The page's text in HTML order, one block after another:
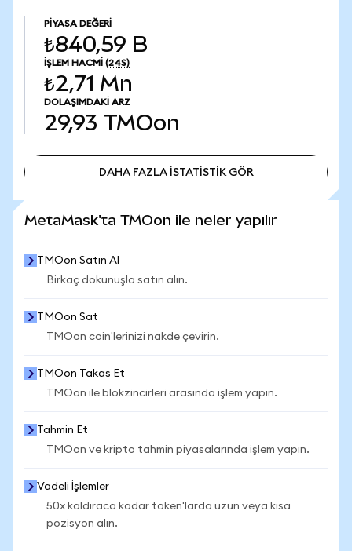
PIYASA DEĞERI
₺840,59 B
İŞLEM HACMI (24S)
₺2,71 Mn
DOLAŞIMDAKI ARZ
29,93 TMOon
DAHA FAZLA İSTATİSTİK GÖR
MetaMask'ta TMOon ile neler yapılır
TMOon Satın Al
Birkaç dokunuşla satın alın.
TMOon Sat
TMOon coin'lerinizi nakde çevirin.
TMOon Takas Et
TMOon ile blokzincirleri arasında işlem yapın.
Tahmin Et
TMOon ve kripto tahmin piyasalarında işlem yapın.
Vadeli İşlemler
50x kaldıraca kadar token'larda uzun veya kısa
pozisyon alın.